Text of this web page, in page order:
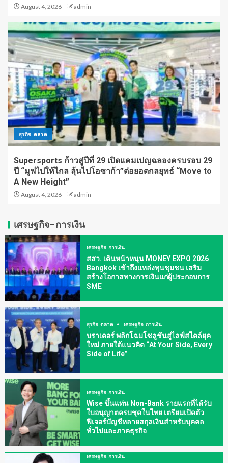
August 4, 2026 admin
ธุรกิจ-ตลาด
Supersports ก้าวสู่ปีที่ 29 เปิดแคมเปญฉลองครบรอบ 29
ปี “มูฟไปให้ไกล ลุ้นไปโอซาก้า”ต่อยอดกลยุทธ์ “Move to
A New Height”
August 4, 2026 admin
เศรษฐกิจ-การเงิน
เศรษฐกิจ-การเงิน
สสว. เดินหน้าหนุน MONEY EXPO 2026
Bangkok เข้าถึงแหล่งทุนชุมชน เสริม
สร้างโอกาสทางการเงินแก่ผู้ประกอบการ
SME
ธุรกิจ-ตลาด เศรษฐกิจ-การเงิน
บราเดอร์ พลิกโฉมโซลูชันสู่ไลฟ์สไตล์ยุค
ใหม่ ภายใต้แนวคิด “At Your Side, Every
Side of Life”
เศรษฐกิจ-การเงิน
Wise ขึ้นแท่น Non-Bank รายแรกที่ได้รับ
ใบอนุญาตครบชุดในไทย เตรียมเปิดตัว
ฟีเจอร์บัญชีหลายสกุลเงินสำหรับบุคคล
ทั่วไปและภาคธุรกิจ
เศรษฐกิจ-การเงิน